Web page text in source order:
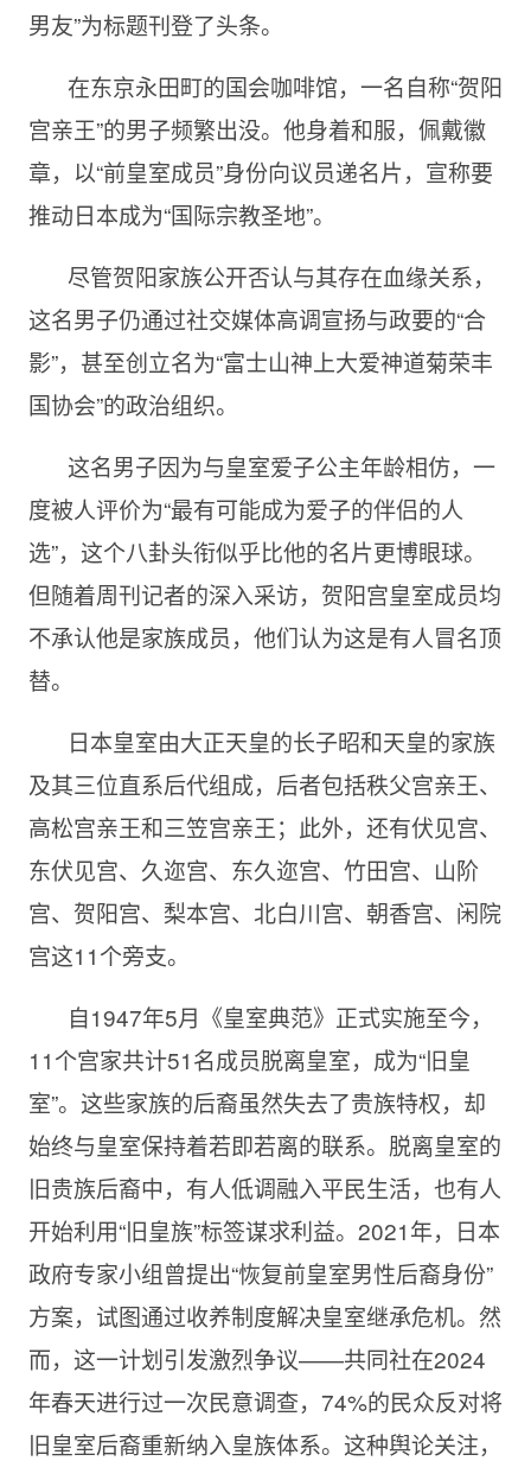
男友”为标题刊登了头条。
在东京永田町的国会咖啡馆，一名自称“贺阳
宫亲王”的男子频繁出没。他身着和服，佩戴徽
章，以“前皇室成员”身份向议员递名片，宣称要
推动日本成为“国际宗教圣地”。
尽管贺阳家族公开否认与其存在血缘关系，
这名男子仍通过社交媒体高调宣扬与政要的“合
影”，甚至创立名为“富士山神上大爱神道菊荣丰
国协会”的政治组织。
这名男子因为与皇室爱子公主年龄相仿，一
度被人评价为“最有可能成为爱子的伴侣的人
选”，这个八卦头衔似乎比他的名片更博眼球。
但随着周刊记者的深入采访，贺阳宫皇室成员均
不承认他是家族成员，他们认为这是有人冒名顶
替。
日本皇室由大正天皇的长子昭和天皇的家族
及其三位直系后代组成，后者包括秩父宫亲王、
高松宫亲王和三笠宫亲王；此外，还有伏见宫、
东伏见宫、久迩宫、东久迩宫、竹田宫、山阶
宫、贺阳宫、梨本宫、北白川宫、朝香宫、闲院
宫这11个旁支。
自1947年5月《皇室典范》正式实施至今，
11个宫家共计51名成员脱离皇室，成为“旧皇
室”。这些家族的后裔虽然失去了贵族特权，却
始终与皇室保持着若即若离的联系。脱离皇室的
旧贵族后裔中，有人低调融入平民生活，也有人
开始利用“旧皇族”标签谋求利益。2021年，日本
政府专家小组曾提出“恢复前皇室男性后裔身份”
方案，试图通过收养制度解决皇室继承危机。然
而，这一计划引发激烈争议——共同社在2024
年春天进行过一次民意调查，74%的民众反对将
旧皇室后裔重新纳入皇族体系。这种舆论关注，